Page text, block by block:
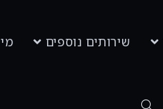
שירותים נוספים